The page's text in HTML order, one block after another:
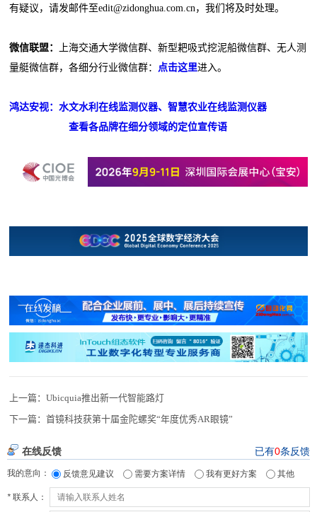
有疑议，请发邮件至edit@zidonghua.com.cn，我们将及时处理。
微信联盟：
上海交通大学微信群、新型耙吸式挖泥船微信群、无人测
量艇微信群，各细分行业微信群：
点击这里进入。
鸿达安视：水文水利在线监测仪器、智慧农业在线监测仪器
查看各品牌在细分领域的定位宣传语
上一篇：Ubicquia推出新一代智能路灯
下一篇：首镜科技获第十届金陀螺奖“年度优秀AR眼镜”